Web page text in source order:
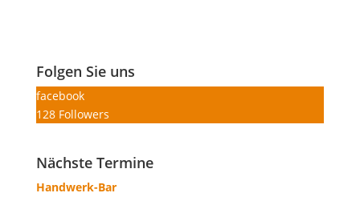
Folgen Sie uns
facebook
128 Followers
Nächste Termine
Handwerk-Bar